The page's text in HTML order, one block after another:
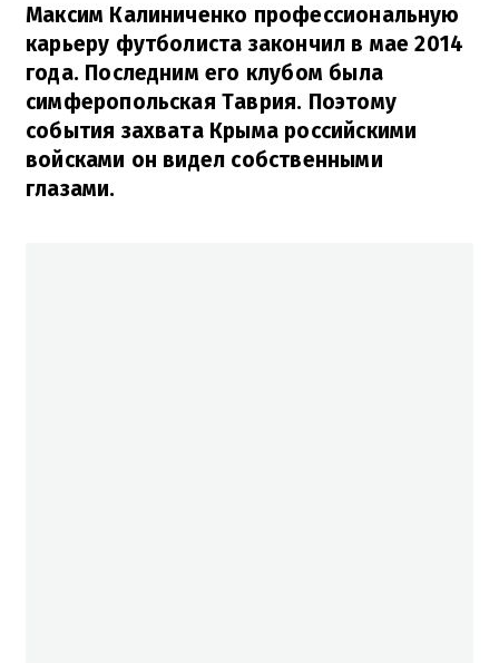
Максим Калиниченко профессиональную
карьеру футболиста закончил в мае 2014
года. Последним его клубом была
симферопольская Таврия. Поэтому
события захвата Крыма российскими
войсками он видел собственными
глазами.